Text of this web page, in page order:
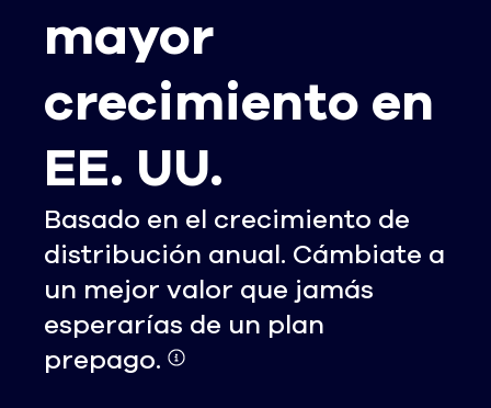
mayor
crecimiento en
EE. UU.
Basado en el crecimiento de
distribución anual. Cámbiate a
un mejor valor que jamás
esperarías de un plan
prepago.